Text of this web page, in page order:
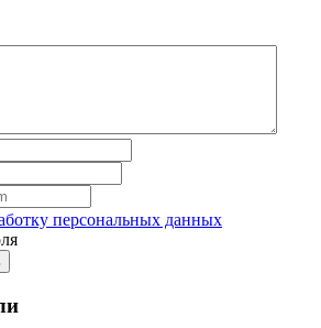
персональных данных